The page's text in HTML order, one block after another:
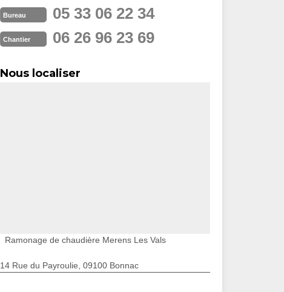
Bureau 05 33 06 22 34
Chantier 06 26 96 23 69
Nous localiser
Ramonage de chaudière Merens Les Vals
14 Rue du Payroulie, 09100 Bonnac